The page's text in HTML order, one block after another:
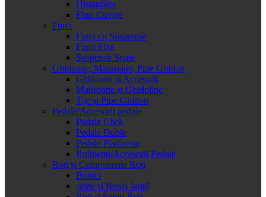
Distanțiere
Flori Cuvete
Furci
Furci cu Suspensie
Furci Fixe
Suspensii Spate
Ghidoane, Mansoane, Pipe Ghidon
Ghidoane și Accesorii
Mansoane și Ghidoline
Tije și Pipe Ghidon
Pedale/Accesorii pedale
Pedale Click
Pedale Duble
Pedale Platforma
Rulmenti/Accesorii Pedale
Roți și Componente Roți
Butuci
Jante și Benzi Jantă